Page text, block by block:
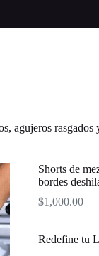
agujeros
Shorts de
bordes
$1,000.00
Redefine tu